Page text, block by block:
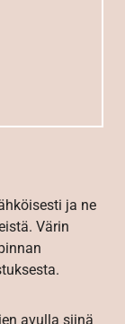
ja ne
Värin
avulla siinä